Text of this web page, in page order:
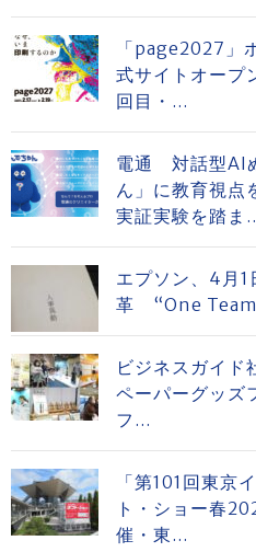
「page2027」
式サイトオー
回目・...
電通 対話型AI
ん」に教育視
実証実験を踏ま
エプソン、4月1
革 “One
ビジネスガイ
ペーパーグッズ
フ...
「第101回東京
ト・ショー春
催・東...